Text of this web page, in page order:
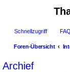
Schnellzugriff FAQ
Foren-Übersicht
Archief